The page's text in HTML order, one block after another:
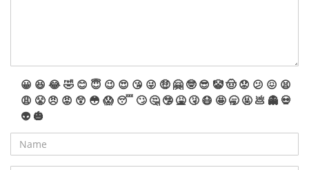
😀 😆 😂🤣 😊 😇 😉 😍 😘 😜 🤑 🤗 🤓 😎 🤡🤠 😟 😕 😖 😫
😩 😤 😠 😡 😲 😳 😱 😴 🙄 🤔 🤥 🤮 🤧 😷 🤩 🥱 🤬 💩 👻 💀
👽 🎃